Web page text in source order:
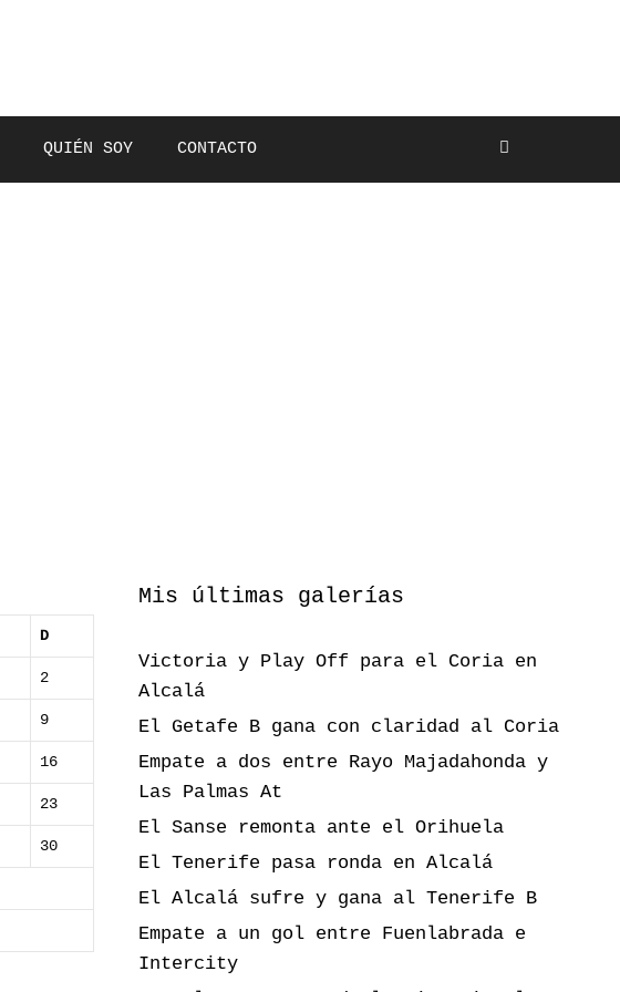
QUIÉN SOY CONTACTO
D
2
9
16
23
30
Mis últimas galerías
Victoria y Play Off para el Coria en
Alcalá
El Getafe B gana con claridad al Coria
Empate a dos entre Rayo Majadahonda y
Las Palmas At
El Sanse remonta ante el Orihuela
El Tenerife pasa ronda en Alcalá
El Alcalá sufre y gana al Tenerife B
Empate a un gol entre Fuenlabrada e
Intercity